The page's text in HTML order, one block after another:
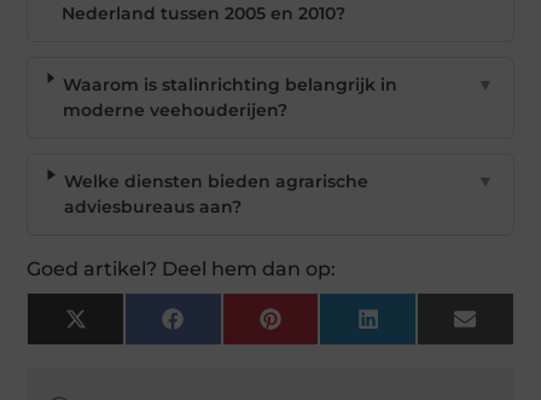
Nederland tussen 2005 en 2010?
Waarom is stalinrichting belangrijk in
moderne veehouderijen?
▼
Welke diensten bieden agrarische
adviesbureaus aan?
▼
Goed artikel? Deel hem dan op:
X
(Twitter)
Facebook Pinterest LinkedIn Email